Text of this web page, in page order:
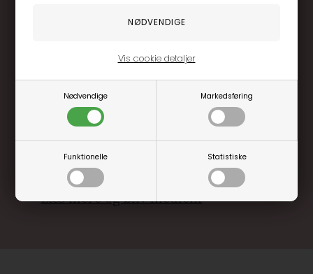
Nødvendige Markedsføring
Funktionelle Statistiske
Vis cookie detaljer
Særlige, eksklusive tilbud kun til klubkunder
Brug dine point allerede på næste køb
.... og mange flere fordele
Læs mere og bliv medlem